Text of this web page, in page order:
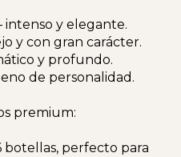
intenso y elegante.
y con gran carácter.
y profundo.
de personalidad.
premium:
botellas, perfecto para